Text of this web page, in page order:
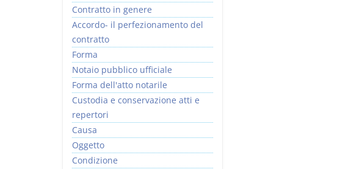
Contratto in genere
Accordo- il perfezionamento del
contratto
Forma
Notaio pubblico ufficiale
Forma dell'atto notarile
Custodia e conservazione atti e
repertori
Causa
Oggetto
Condizione